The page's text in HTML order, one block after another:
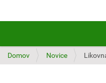
Domov Novice